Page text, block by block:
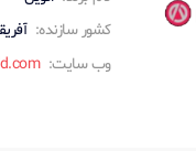
کشور سازنده:
وب سایت: